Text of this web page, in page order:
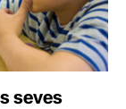
seves